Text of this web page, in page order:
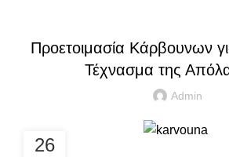
Προετοιμασία Κάρβουνων
Τέχνασμα της
Admin
26